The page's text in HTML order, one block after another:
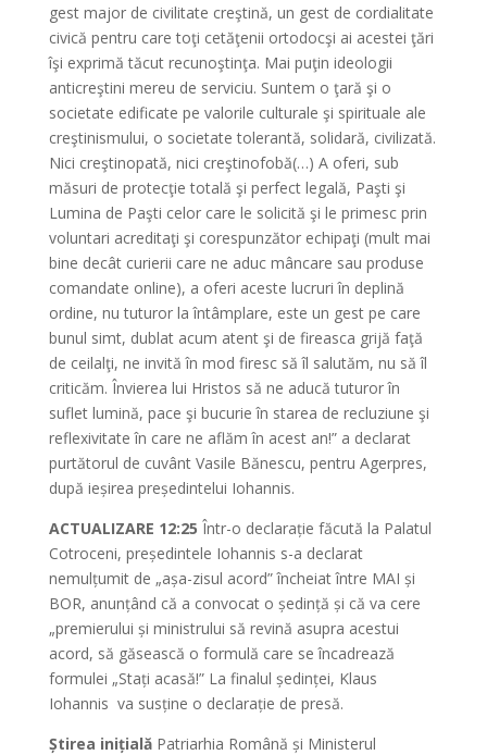
gest major de civilitate creştină, un gest de cordialitate
civică pentru care toţi cetăţenii ortodocşi ai acestei ţări
îşi exprimă tăcut recunoştinţa. Mai puţin ideologii
anticreştini mereu de serviciu. Suntem o ţară şi o
societate edificate pe valorile culturale şi spirituale ale
creştinismului, o societate tolerantă, solidară, civilizată.
Nici creştinopată, nici creştinofobă(…) A oferi, sub
măsuri de protecţie totală şi perfect legală, Paşti şi
Lumina de Paşti celor care le solicită şi le primesc prin
voluntari acreditaţi şi corespunzător echipaţi (mult mai
bine decât curierii care ne aduc mâncare sau produse
comandate online), a oferi aceste lucruri în deplină
ordine, nu tuturor la întâmplare, este un gest pe care
bunul simt, dublat acum atent şi de fireasca grijă faţă
de ceilalţi, ne invită în mod firesc să îl salutăm, nu să îl
criticăm. Învierea lui Hristos să ne aducă tuturor în
suflet lumină, pace şi bucurie în starea de recluziune şi
reflexivitate în care ne aflăm în acest an!” a declarat
purtătorul de cuvânt Vasile Bănescu, pentru Agerpres,
după ieșirea președintelui Iohannis.
ACTUALIZARE 12:25 Într-o declarație făcută la Palatul
Cotroceni, președintele Iohannis s-a declarat
nemulțumit de „așa-zisul acord” încheiat între MAI și
BOR, anunțând că a convocat o ședință și că va cere
„premierului și ministrului să revină asupra acestui
acord, să găsească o formulă care se încadrează
formulei „Stați acasă!” La finalul ședinței, Klaus
Iohannis va susține o declarație de presă.
Știrea inițială Patriarhia Română și Ministerul